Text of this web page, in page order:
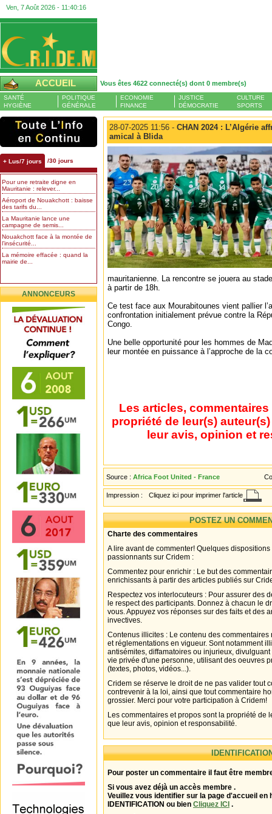
Ven, 7 Août 2026 - 11:40:17
ACCUEIL Vous êtes 4622 connecté(s) dont 0 membre(s)
SANTÉ
HYGIÈNE
POLITIQUE
GÉNÉRALE
ECONOMIE
FINANCE
JUSTICE
DÉMOCRATIE
CULTURE
SPORTS
+ Lus/7 jours /30 jours
Pour une retraite digne en
Mauritanie : relever...
Aéroport de Nouakchott : baisse
des tarifs du...
La Mauritanie lance une
campagne de semis...
Nouakchott face à la montée de
l’insécurité...
La mémoire effacée : quand la
mairie de...
ANNONCEURS
28-07-2025 11:56 - CHAN 2024 : L’Algérie
amical à Blida
mauritanienne. La rencontre se jouera au
à partir de 18h.
Ce test face aux Mourabitounes vient pallier
confrontation initialement prévue contre la
Congo.
Une belle opportunité pour les hommes de
leur montée en puissance à l’approche de la
Les articles,
propriété de leur(s)
leur avis, opinion et
Source : Africa Foot United - France
Impression : Cliquez ici pour imprimer l'article
POSTEZ UN
Charte des commentaires
A lire avant de commenter! Quelques
passionnants sur Cridem :
Commentez pour enrichir : Le but des
enrichissants à partir des articles publiés sur
Respectez vos interlocuteurs : Pour assurer des
le respect des participants. Donnez à chacun le
vous. Appuyez vos réponses sur des faits et des
invectives.
Contenus illicites : Le contenu des
et réglementations en vigueur. Sont notamment
antisémites, diffamatoires ou injurieux,
vie privée d'une personne, utilisant des oeuvres
(textes, photos, vidéos...).
Cridem se réserve le droit de ne pas valider tout
contrevenir à la loi, ainsi que tout commentaire
grossier. Merci pour votre participation à Cridem!
Les commentaires et propos sont la propriété de
que leur avis, opinion et responsabilité.
Pour poster un commentaire il faut être
Si vous avez déjà un accès membre .
Veuillez vous identifier sur la page d'accueil en
IDENTIFICATION ou bien Cliquez ICI .